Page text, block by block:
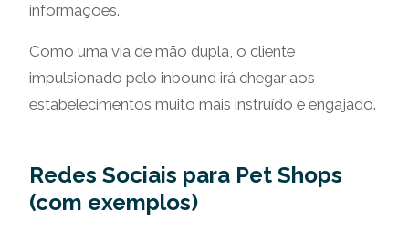
informações.
Como uma via de mão dupla, o cliente
impulsionado pelo inbound irá chegar aos
estabelecimentos muito mais instruído e engajado.
Redes Sociais para Pet Shops
(com exemplos)